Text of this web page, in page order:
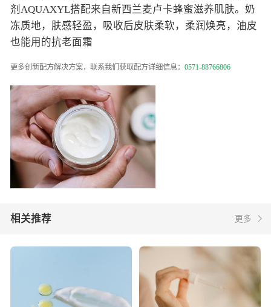
剂AQUAXYL搭配来自新西兰麦卢卡蜂蜜滋养肌肤。奶
冻质地，肤感轻盈，吸收后皮肤柔软，柔润焕亮，油皮
也能用的抗老面霜
更多创新配方解决方案，联系我们获取配方详细信息：0571-88766806
相关推荐 更多